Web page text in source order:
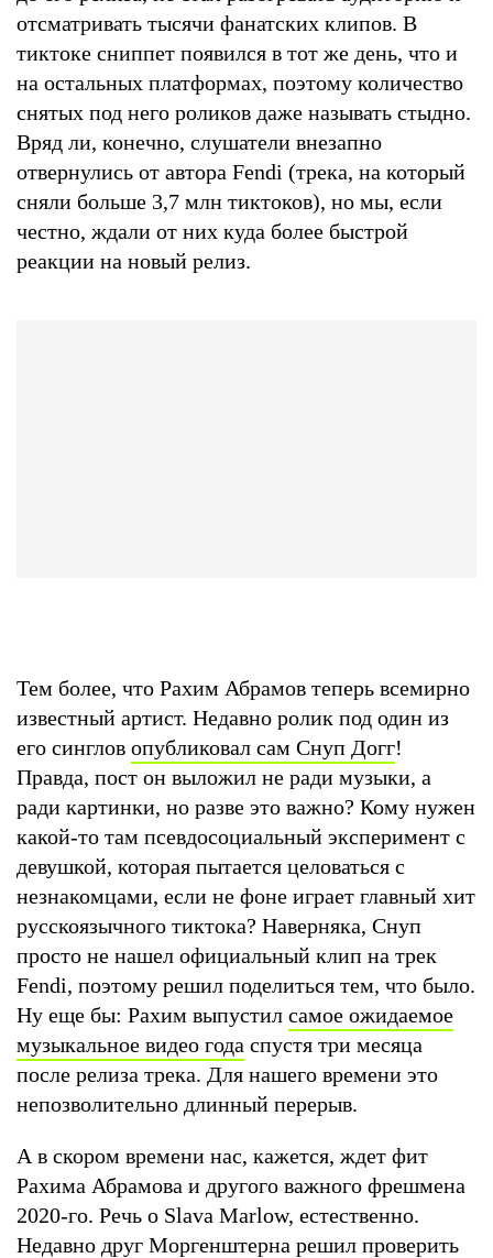
отсматривать тысячи фанатских клипов. В
тиктоке сниппет появился в тот же день, что и
на остальных платформах, поэтому количество
снятых под него роликов даже называть стыдно.
Вряд ли, конечно, слушатели внезапно
отвернулись от автора Fendi (трека, на который
сняли больше 3,7 млн тиктоков), но мы, если
честно, ждали от них куда более быстрой
реакции на новый релиз.
Тем более, что Рахим Абрамов теперь всемирно
известный артист. Недавно ролик под один из
его синглов опубликовал сам Снуп Догг!
Правда, пост он выложил не ради музыки, а
ради картинки, но разве это важно? Кому нужен
какой-то там псевдосоциальный эксперимент с
девушкой, которая пытается целоваться с
незнакомцами, если не фоне играет главный хит
русскоязычного тиктока? Наверняка, Снуп
просто не нашел официальный клип на трек
Fendi, поэтому решил поделиться тем, что было.
Ну еще бы: Рахим выпустил самое ожидаемое
музыкальное видео года спустя три месяца
после релиза трека. Для нашего времени это
непозволительно длинный перерыв.
А в скором времени нас, кажется, ждет фит
Рахима Абрамова и другого важного фрешмена
2020-го. Речь о Slava Marlow, естественно.
Недавно друг Моргенштерна решил проверить